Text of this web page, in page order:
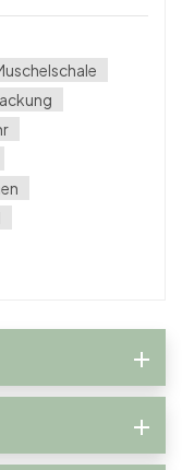
und Verbraucher
Lösung, die in
hat, ist